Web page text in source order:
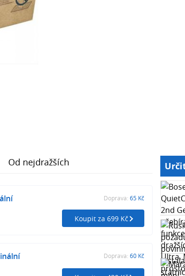
Od nejdražších
Doprava: 65 Kč
Koupit za 699 Kč
Doprava: 60 Kč